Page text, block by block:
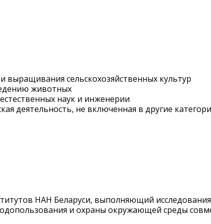
выращивания сельскохозяйственных культур
животных
наук и инженерии
деятельность, не включенная в другие
НАН Беларуси, выполняющий
и охраны окружающей среды